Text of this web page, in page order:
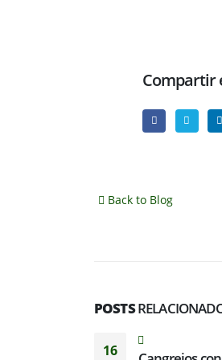
Compartir
Back to Blog
POSTS
16